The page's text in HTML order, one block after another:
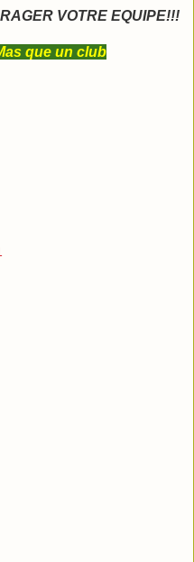
VOTRE EQUIPE!!!
que un club